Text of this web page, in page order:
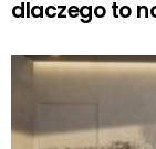
dlaczego to